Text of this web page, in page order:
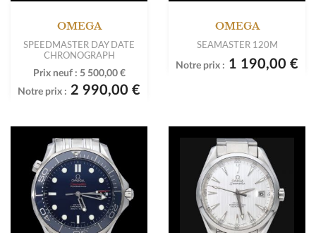
OMEGA
SPEEDMASTER DAY DATE
CHRONOGRAPH
Prix neuf : 5 500,00 €
Notre prix : 2 990,00 €
OMEGA
SEAMASTER 120M
Notre prix : 1 190,00 €